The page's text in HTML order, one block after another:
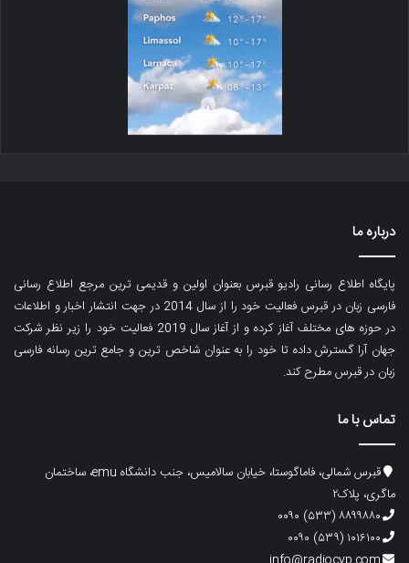
درباره ما
پایگاه اطلاع رسانی رادیو قبرس بعنوان اولین و قدیمی ترین مرجع اطلاع رسانی
فارسی زبان در قبرس فعالیت خود را از سال 2014 در جهت انتشار اخبار و اطلاعات
در حوزه های مختلف آغاز کرده و از آغاز سال 2019 فعالیت خود را زیر نظر شرکت
جهان آرا گسترش داده تا خود را به عنوان شاخص ترین و جامع ترین رسانه فارسی
زبان در قبرس مطرح کند.
تماس با ما
قبرس شمالی، فاماگوستا، خیابان سالامیس، جنب دانشگاه emu، ساختمان
ماگری، پلاک۲
۸۸۹۹۸۸۰ (۵۳۳) ۰۰۹۰
۱۰۱۶۱۰۰ (۵۳۹) ۰۰۹۰